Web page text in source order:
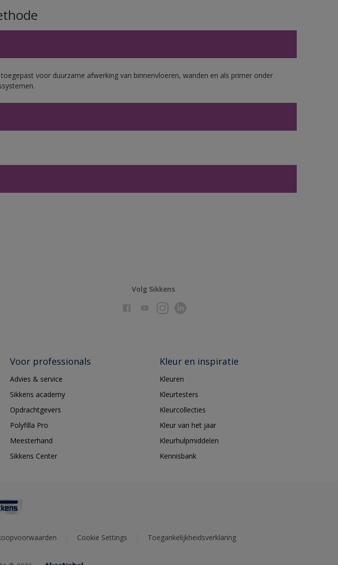
voor duurzame afwerking van binnenvloeren, wanden en als primer onder
Volg Sikkens
Voor professionals
Advies & service
Sikkens academy
Opdrachtgevers
Polyfilla Pro
Meesterhand
Sikkens Center
Kleur en inspiratie
Kleuren
Kleurtesters
Kleurcollecties
Kleur van het jaar
Kleurhulpmiddelen
Kennisbank
Cookie Settings Toegankelijkheidsverklaring